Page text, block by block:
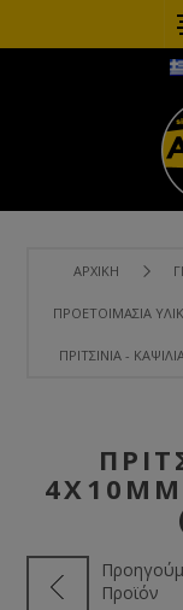
ΑΡΧΙΚΉ
ΠΡΟΕΤΟΙΜΑΣΊΑ
ΠΡΙΤΣΊΝΙΑ -
Προϊόν